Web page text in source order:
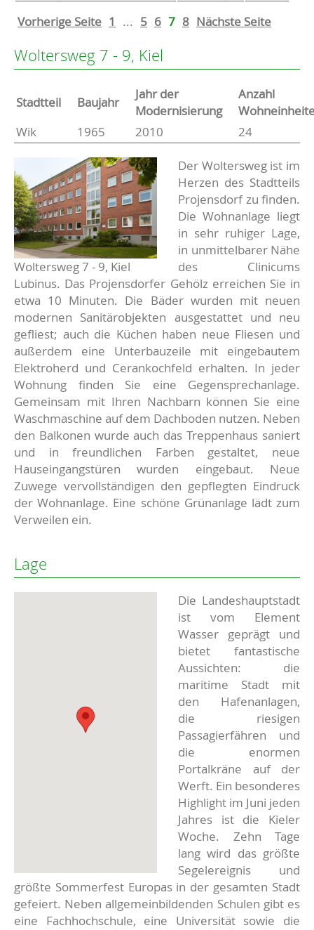
Vorherige Seite 1 ... 5 6 7 8 Nächste Seite
Woltersweg 7 - 9, Kiel
Stammdaten
Basisdaten zur Immobilie
Stadtteil Baujahr
Jahr der
Modernisierung
Anzahl
Wik
1965 2010 24
Woltersweg 7 - 9, Kiel
Beschreibung
Der Woltersweg ist im
Herzen des Stadtteils
Projensdorf zu finden.
Die Wohnanlage liegt
in sehr ruhiger Lage,
in unmittelbarer Nähe
des Clinicums
Lubinus. Das Projensdorfer Gehölz erreichen Sie in
etwa 10 Minuten. Die Bäder wurden mit neuen
modernen Sanitärobjekten ausgestattet und neu
gefliest; auch die Küchen haben neue Fliesen und
außerdem eine Unterbauzeile mit eingebautem
Elektroherd und Cerankochfeld erhalten. In jeder
Wohnung finden Sie eine Gegensprechanlage.
Gemeinsam mit Ihren Nachbarn können Sie eine
Waschmaschine auf dem Dachboden nutzen. Neben
den Balkonen wurde auch das Treppenhaus saniert
und in freundlichen Farben gestaltet, neue
Hauseingangstüren wurden eingebaut. Neue
Zuwege vervollständigen den gepflegten Eindruck
der Wohnanlage. Eine schöne Grünanlage lädt zum
Verweilen ein.
Lage
Die Landeshauptstadt
ist vom Element
Wasser geprägt und
bietet fantastische
Aussichten: die
maritime Stadt mit
den Hafenanlagen,
die riesigen
Passagierfähren und
die enormen
Portalkräne auf der
Werft. Ein besonderes
Highlight im Juni jeden
Jahres ist die Kieler
Woche. Zehn Tage
lang wird das größte
Segelereignis und
größte Sommerfest Europas in der gesamten Stadt
gefeiert. Neben allgemeinbildenden Schulen gibt es
eine Fachhochschule, eine Universität sowie die